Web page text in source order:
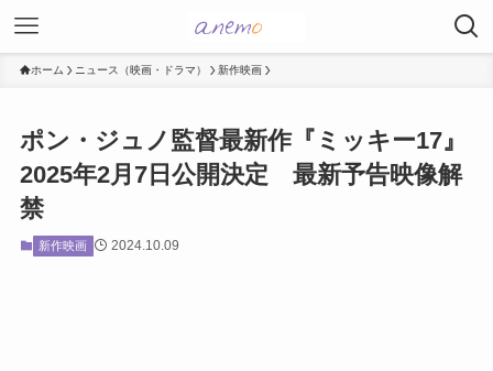
ホーム ニュース（映画・ドラマ） 新作映画
ポン・ジュノ監督最新作『ミッキー17』
2025年2月7日公開決定 最新予告映像解
禁
新作映画 2024.10.09